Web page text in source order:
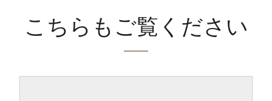
こちらもご覧ください